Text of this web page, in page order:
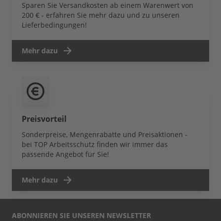
Sparen Sie Versandkosten ab einem Warenwert von
200 € - erfahren Sie mehr dazu und zu unseren
Lieferbedingungen!
Mehr dazu
Preisvorteil
Sonderpreise, Mengenrabatte und Preisaktionen -
bei TOP Arbeitsschutz finden wir immer das
passende Angebot für Sie!
Mehr dazu
ABONNIEREN SIE UNSEREN NEWSLETTER